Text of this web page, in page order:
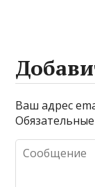
Ваш адрес